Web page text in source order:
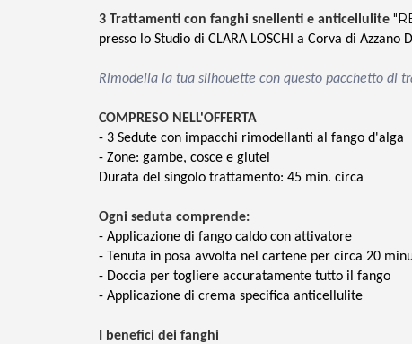
3 Trattamenti con fanghi snellenti e anticellulite
presso lo Studio di CLARA LOSCHI a Corva di Azzano
Rimodella la tua silhouette con questo pacchetto di
COMPRESO NELL'OFFERTA
- 3 Sedute con impacchi rimodellanti al fango d'alga
- Zone: gambe, cosce e glutei
Durata del singolo trattamento: 45 min. circa
Ogni seduta comprende:
- Applicazione di fango caldo con attivatore
- Tenuta in posa avvolta nel cartene per circa 20
- Doccia per togliere accuratamente tutto il fango
- Applicazione di crema specifica anticellulite
I benefici dei fanghi